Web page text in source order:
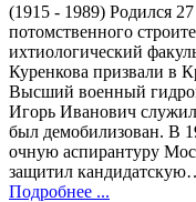
(1915 - 1989) Родился
потомственного
ихтиологический
Куренкова призвали в
Высший военный
Игорь Иванович
был демобилизован. В
очную аспирантуру
защитил
Подробнее ...